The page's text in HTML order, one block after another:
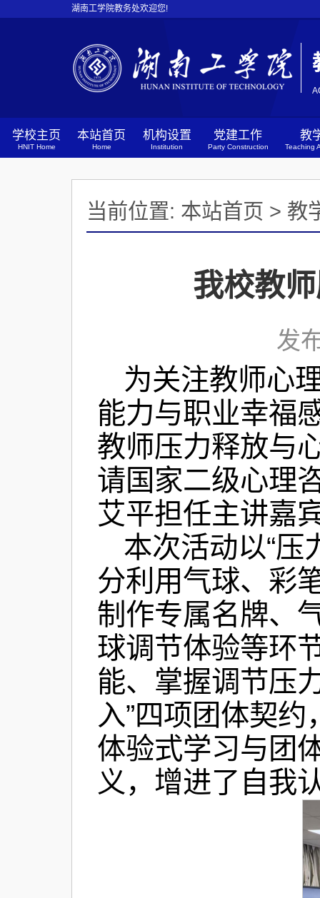
湖南工学院教务处欢迎您!
学校主页
HNIT Home
本站首页
Home
机构设置
Institution
党建工作
Party Construction
教
Teaching
当前位置: 本站首页 > 教
我校教
发
为关注教师心
能力与职业幸福
教师压力释放与
请国家二级心理
艾平担任主讲嘉
本次活动以“压
分利用气球、彩
制作专属名牌、
球调节体验等环
能、掌握调节压
入”四项团体契
体验式学习与团
义，增进了自我